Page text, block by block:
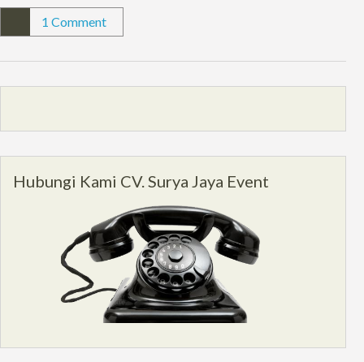
1 Comment
Hubungi Kami CV. Surya Jaya Event